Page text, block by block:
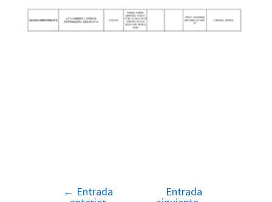
Navegación
← Entrada Entrada